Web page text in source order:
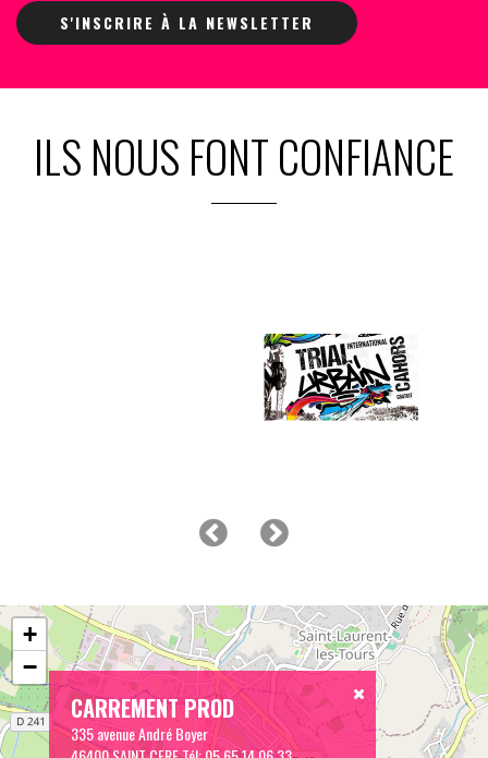
S'INSCRIRE À LA NEWSLETTER
ILS NOUS FONT CONFIANCE
CARREMENT PROD
335 avenue André Boyer
+
−